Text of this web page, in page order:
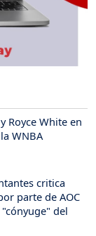
Royce White en
WNBA
critica
parte de AOC
del